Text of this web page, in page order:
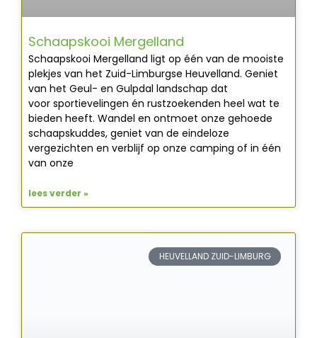
Schaapskooi Mergelland
Schaapskooi Mergelland ligt op één van de mooiste
plekjes van het Zuid-Limburgse Heuvelland. Geniet
van het Geul- en Gulpdal landschap dat
voor sportievelingen én rustzoekenden heel wat te
bieden heeft. Wandel en ontmoet onze gehoede
schaapskuddes, geniet van de eindeloze
vergezichten en verblijf op onze camping of in één
van onze
lees verder »
HEUVELLAND ZUID-LIMBURG